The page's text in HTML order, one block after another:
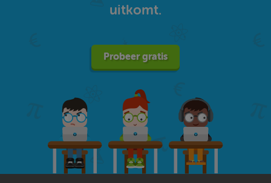
uitkomt.
Probeer gratis